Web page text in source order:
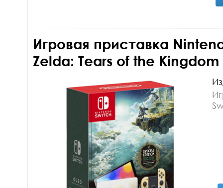
Игровая приставка
Zelda: Tears of the Kingdom